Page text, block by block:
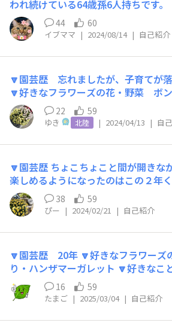
しようか迷い中🌀候補がありすぎて💦 🔽好きなこと、
味（スポーツなど園芸以外でもOK）
で聴いてます！ お笑いショーレース
頭ポップを見比べてツッコミを入れ
SUNSUNガーデンで積極的に皆さん
近の楽しみ、喜び、癒しです！ 🔽みんなに一言 SUNSUN
ガーデンで仲良くなったお友達を大
😆❤️ お花大好きで、去年の12月にガ
な～というきっかけで始めた
てました🎵 新しく始めた方も安心し
るように交流していきたいです
のが苦手で、咲くとすぐに切っちゃ
あ！Instagramやってます📸 (あんま
ど、これから少しずつ増やしたいで
フォローしましょう🎵 全然「一言」じゃおさまらなかっ
われ続けている64歳孫6人持ちです。 🔽園芸歴 30年以上
🔽好きなフラワーズの花・野菜 もも
ーガレット ミルフル フィオリーナ その
きなこと、趣味（スポーツなど園芸
ニング🪴 動画編集👩‍💻 筋トレ🏋️ ヒ
言 前から皆さまの幸せなお花を見て
ここのガーデンに植えたくなり参加
😄 育て方を工夫していくことが好き
と眺めている時が至高のひとときです🥰 たくさん
ていただけたら嬉しいです。 よろし
🙇‍♀️
44 60
イブママ | 2024/08/14 | 自己紹介
🔽園芸歴 忘れましたが、子育てが
🔽好きなフラワーズの花・野菜 ボ
ィオリーナ、ミルフル、ネリネリお
ス 🔽好きなこと、趣味（スポーツなど園芸以外でもOK）
ガーデニング🌼、神社仏閣巡り⛩、カ
なに一言 改めてまして、ゆきです。 instagramはyuki.se
真っ盛り、花を眺めニヤける毎日を
所さんに変なおばさんと思われていな
年は第3期サンフラアンバサダーをさ
🩵🙇 失敗もあるかと思いますが、
しくお願いします!
22 59
ゆき 北陸 | 2024/04/13 | 自
🔽園芸歴 ちょこちょこと間が開きな
楽しめるようになったのはこの２年
🔽好きなフラワーズの花・野菜 ボン
きなこと、趣味（スポーツなど園芸以
パズルなど、手いたずらのようにで
🔽みんなに一言 お花達の手入れをち
らないことばかりです。 狭いベラン
咲かせてほしい！ので、色々なお手
(⁠人⁠⁠´⁠∀⁠｀⁠)⁠｡⁠ﾟ⁠+
38 59
ぴー | 2024/02/21 | 自己紹介
🔽園芸歴 20年 🔽好きなフラワーズの花・野菜 はなてま
り・ハンザマーガレット 🔽好きなこと、趣味（スポーツ
など園芸以外でもOK）魚釣り、野菜作り 🔽みんなに
初めまして。 鉢物は何年経っても水
難しいと思っています。 よろしくお
16 59
たまご | 2025/03/04 | 自己紹介